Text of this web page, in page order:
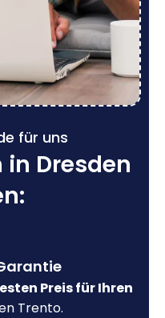
für uns
Dresden
Preis für Ihren
Trento.